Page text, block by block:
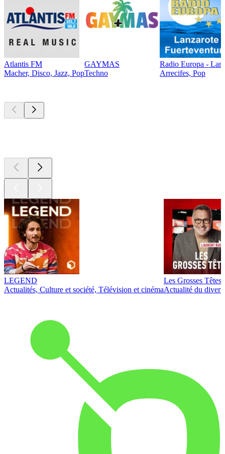
Atlantis FM
Macher, Disco, Jazz, Pop
GAYMAS
Techno
Radio Europa -
Arrecifes, Pop
LEGEND
Actualités, Culture et société, Télévision et cinéma
Les Grosses Têtes
Actualité du